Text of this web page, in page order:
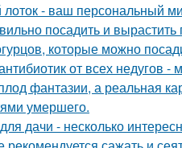
- ваш персональный
посадить и
которые можно
от всех недугов -
фантазии, а реальная
умершего.
дачи - несколько